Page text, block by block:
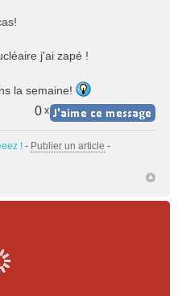
j'ai zapé !
la semaine!
0 x
! - Publier un article -